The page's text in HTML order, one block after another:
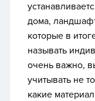
дома,
которые в
называть
очень важно,
учитывать не
какие